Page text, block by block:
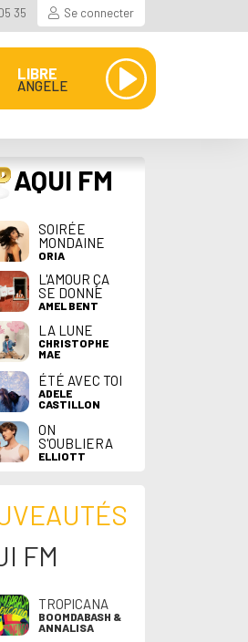
35 Se connecter
LIBRE
ANGELE
AQUI FM
SOIRÉE
MONDAINE
ORIA
L'AMOUR ÇA
SE DONNE
AMEL BENT
LA LUNE
CHRISTOPHE
MAE
ÉTÉ AVEC TOI
ADELE
CASTILLON
ON
S'OUBLIERA
ELLIOTT
FM
TROPICANA
BOOMDABASH &
ANNALISA